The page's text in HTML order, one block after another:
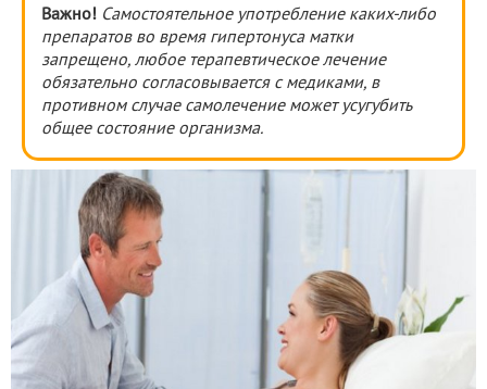
Важно! Самостоятельное употребление каких-либо
препаратов во время гипертонуса матки
запрещено, любое терапевтическое лечение
обязательно согласовывается с медиками, в
противном случае самолечение может усугубить
общее состояние организма.